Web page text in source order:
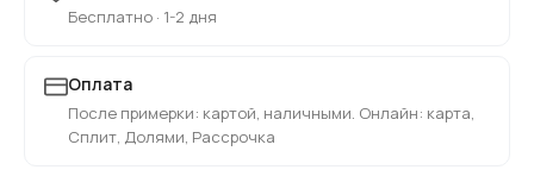
Бесплатно · 1-2 дня
Оплата
После примерки: картой, наличными. Онлайн: карта,
Сплит, Долями, Рассрочка